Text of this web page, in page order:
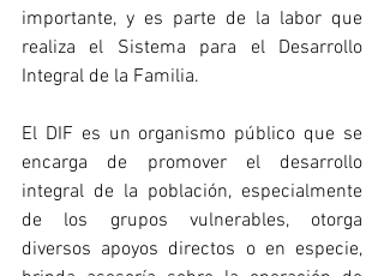
importante, y es parte de la labor que
realiza el Sistema para el Desarrollo
Integral de la Familia.
El DIF es un organismo público que se
encarga de promover el desarrollo
integral de la población, especialmente
de los grupos vulnerables, otorga
diversos apoyos directos o en especie,